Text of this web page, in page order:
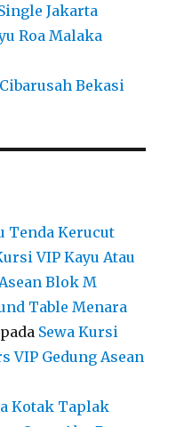
Jakarta
Roa Malaka
Bekasi
Tenda Kerucut
VIP Kayu Atau
Blok M
Table Menara
pada Sewa Kursi
VIP Gedung Asean
Kotak Taplak